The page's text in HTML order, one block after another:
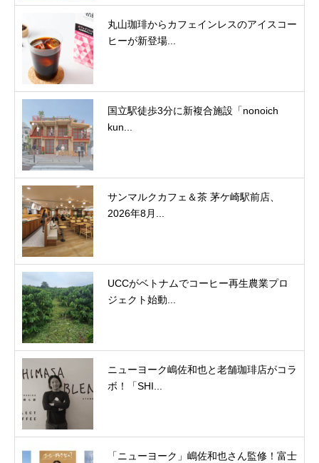
丸山珈琲からカフェインレスのアイスコー
ヒーが新登場...
国立駅徒歩3分に新複合施設「nonoich
kun...
サンマルクカフェ＆茶 茅ケ崎駅前店、
2026年8月...
UCCがベトナムでコーヒー再生農業プロ
ジェクト始動...
ニューヨーク嶋佐和也と老舗珈琲店がコラ
ボ！「SHI...
「ニューヨーク」嶋佐和也さん監修！富士